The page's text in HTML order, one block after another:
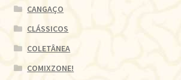
CANGAÇO
CLÁSSICOS
COLETÂNEA
COMIXZONE!